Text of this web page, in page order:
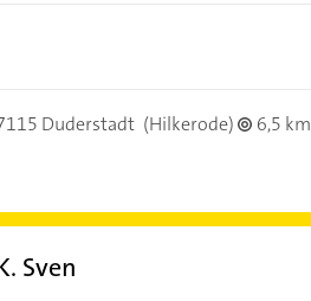
Duderstadt (Hilkerode)
6,5 km
Sven